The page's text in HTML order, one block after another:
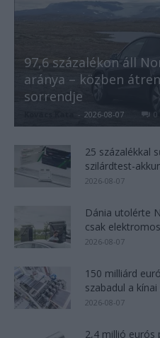
97,6 százalékon áll
aránya – közben
sorrendje
- 2026-08-07 0
25 százalékkal
szilárdtest-
2026-08-07
Dánia utolérte
csak
2026-08-07
150 milliárd
szabadul a
2026-08-07
2,4 millió eurós